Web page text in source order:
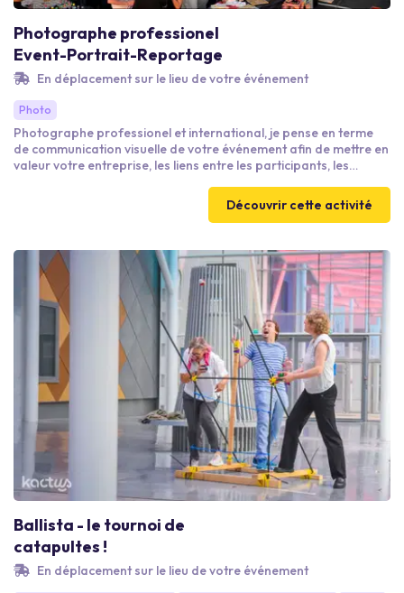
Photographe professionel
Event-Portrait-Reportage
En déplacement sur le lieu de votre événement
Photo
Photographe professionel et international, je pense en terme
de communication visuelle de votre événement afin de mettre en
valeur votre entreprise, les liens entre les participants, les
personnalités, session photo de groupe, émotions, les highlight,
ainsi que la dynamique globale seront pris en compte. Vous
Découvrir cette activité
Ballista - le tournoi de
catapultes !
En déplacement sur le lieu de votre événement